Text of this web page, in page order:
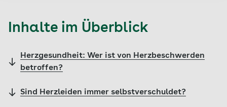
Inhalte im Überblick
Herzgesundheit: Wer ist von Herzbeschwerden
betroffen?
Sind Herzleiden immer selbstverschuldet?